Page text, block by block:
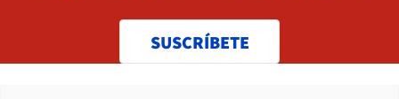
SUSCRÍBETE